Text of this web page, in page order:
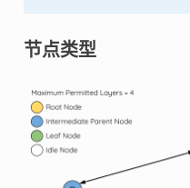
节点类型